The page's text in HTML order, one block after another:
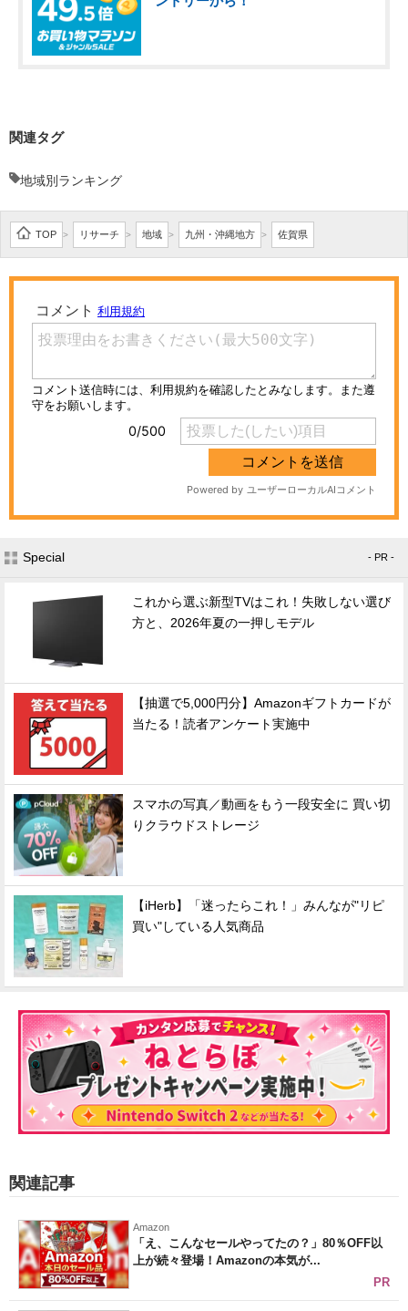
関連タグ
地域別ランキング
TOP > リサーチ > 地域 > 九州・沖縄地方 > 佐賀県
Special - PR -
これから選ぶ新型TVはこれ！失敗しない選び
方と、2026年夏の一押しモデル
【抽選で5,000円分】Amazonギフトカードが
当たる！読者アンケート実施中
スマホの写真／動画をもう一段安全に 買い切
りクラウドストレージ
【iHerb】「迷ったらこれ！」みんなが"リピ
買い"している人気商品
関連記事
Amazon
「え、こんなセールやってたの？」80％OFF以
上が続々登場！Amazonの本気が...
PR